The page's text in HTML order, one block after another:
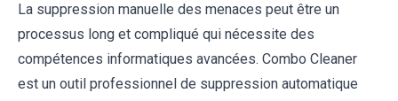
La suppression manuelle des menaces peut être un
processus long et compliqué qui nécessite des
compétences informatiques avancées. Combo Cleaner
est un outil professionnel de suppression automatique